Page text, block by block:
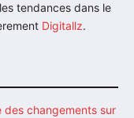
tendances dans le
Digitallz.
des changements sur